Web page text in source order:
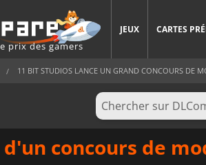
prix des gamers
JEUX CARTES
11 BIT STUDIOS LANCE UN GRAND CONCOURS DE
concours de